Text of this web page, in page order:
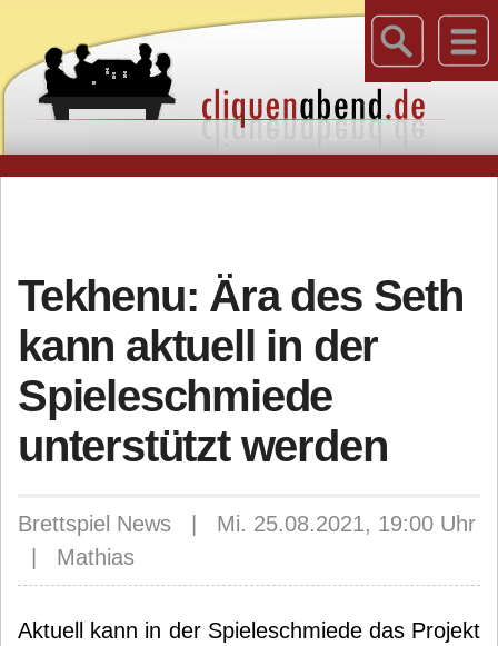
Tekhenu: Ära des Seth
kann aktuell in der
Spieleschmiede
unterstützt werden
Brettspiel News | Mi. 25.08.2021, 19:00 Uhr
| Mathias
Aktuell kann in der Spieleschmiede das Projekt